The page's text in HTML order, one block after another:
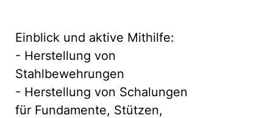
Einblick und aktive Mithilfe:
- Herstellung von
Stahlbewehrungen
- Herstellung von Schalungen
für Fundamente, Stützen,